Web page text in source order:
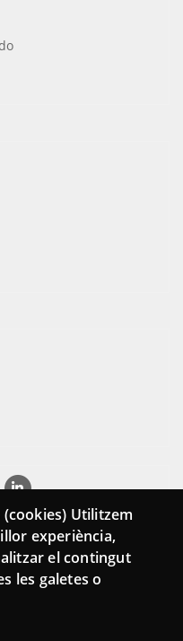
Utilitzem
experiència,
el contingut
les galetes o